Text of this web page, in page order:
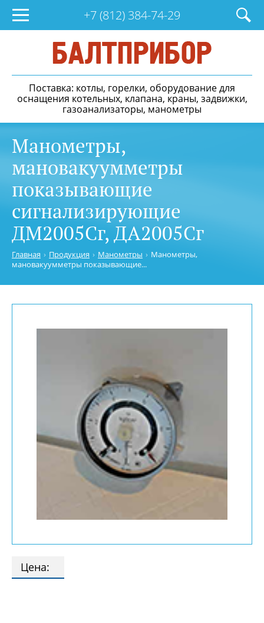
+7 (812) 384-74-29
Поставка: котлы, горелки, оборудование для
оснащения котельных, клапана, краны, задвижки,
газоанализаторы, манометры
Манометры,
мановакуумметры
показывающие
сигнализирующие
ДМ2005Сг, ДА2005Сг
Главная Продукция Манометры
Манометры,
мановакуумметры показывающие...
Цена: